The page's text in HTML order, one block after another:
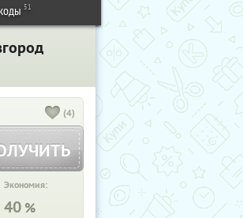
51
(4)
Экономия:
40 %